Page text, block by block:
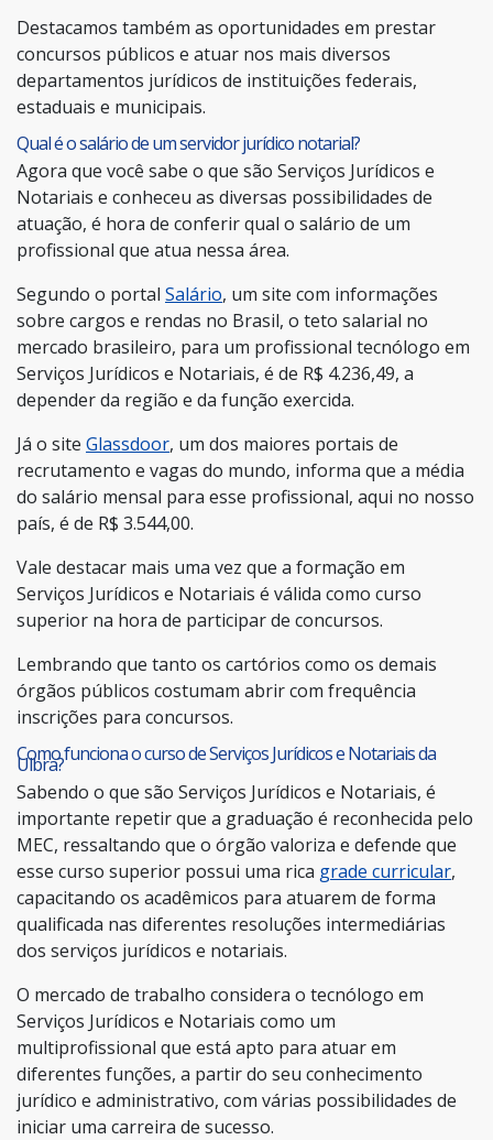
Destacamos também as oportunidades em prestar
concursos públicos e atuar nos mais diversos
departamentos jurídicos de instituições federais,
estaduais e municipais.
Qual é o salário de um servidor jurídico notarial?
Agora que você sabe o que são Serviços Jurídicos e
Notariais e conheceu as diversas possibilidades de
atuação, é hora de conferir qual o salário de um
profissional que atua nessa área.
Segundo o portal Salário, um site com informações
sobre cargos e rendas no Brasil, o teto salarial no
mercado brasileiro, para um profissional tecnólogo em
Serviços Jurídicos e Notariais, é de R$ 4.236,49, a
depender da região e da função exercida.
Já o site Glassdoor, um dos maiores portais de
recrutamento e vagas do mundo, informa que a média
do salário mensal para esse profissional, aqui no nosso
país, é de R$ 3.544,00.
Vale destacar mais uma vez que a formação em
Serviços Jurídicos e Notariais é válida como curso
superior na hora de participar de concursos.
Lembrando que tanto os cartórios como os demais
órgãos públicos costumam abrir com frequência
inscrições para concursos.
Como funciona o curso de Serviços Jurídicos e Notariais da
Ulbra?
Sabendo o que são Serviços Jurídicos e Notariais, é
importante repetir que a graduação é reconhecida pelo
MEC, ressaltando que o órgão valoriza e defende que
esse curso superior possui uma rica grade curricular,
capacitando os acadêmicos para atuarem de forma
qualificada nas diferentes resoluções intermediárias
dos serviços jurídicos e notariais.
O mercado de trabalho considera o tecnólogo em
Serviços Jurídicos e Notariais como um
multiprofissional que está apto para atuar em
diferentes funções, a partir do seu conhecimento
jurídico e administrativo, com várias possibilidades de
iniciar uma carreira de sucesso.